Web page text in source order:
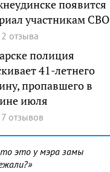
появится
участникам СВО
2 отзыва
полиция
41-летнего
пропавшего в
июля
7 отзывов
это у мэра замы